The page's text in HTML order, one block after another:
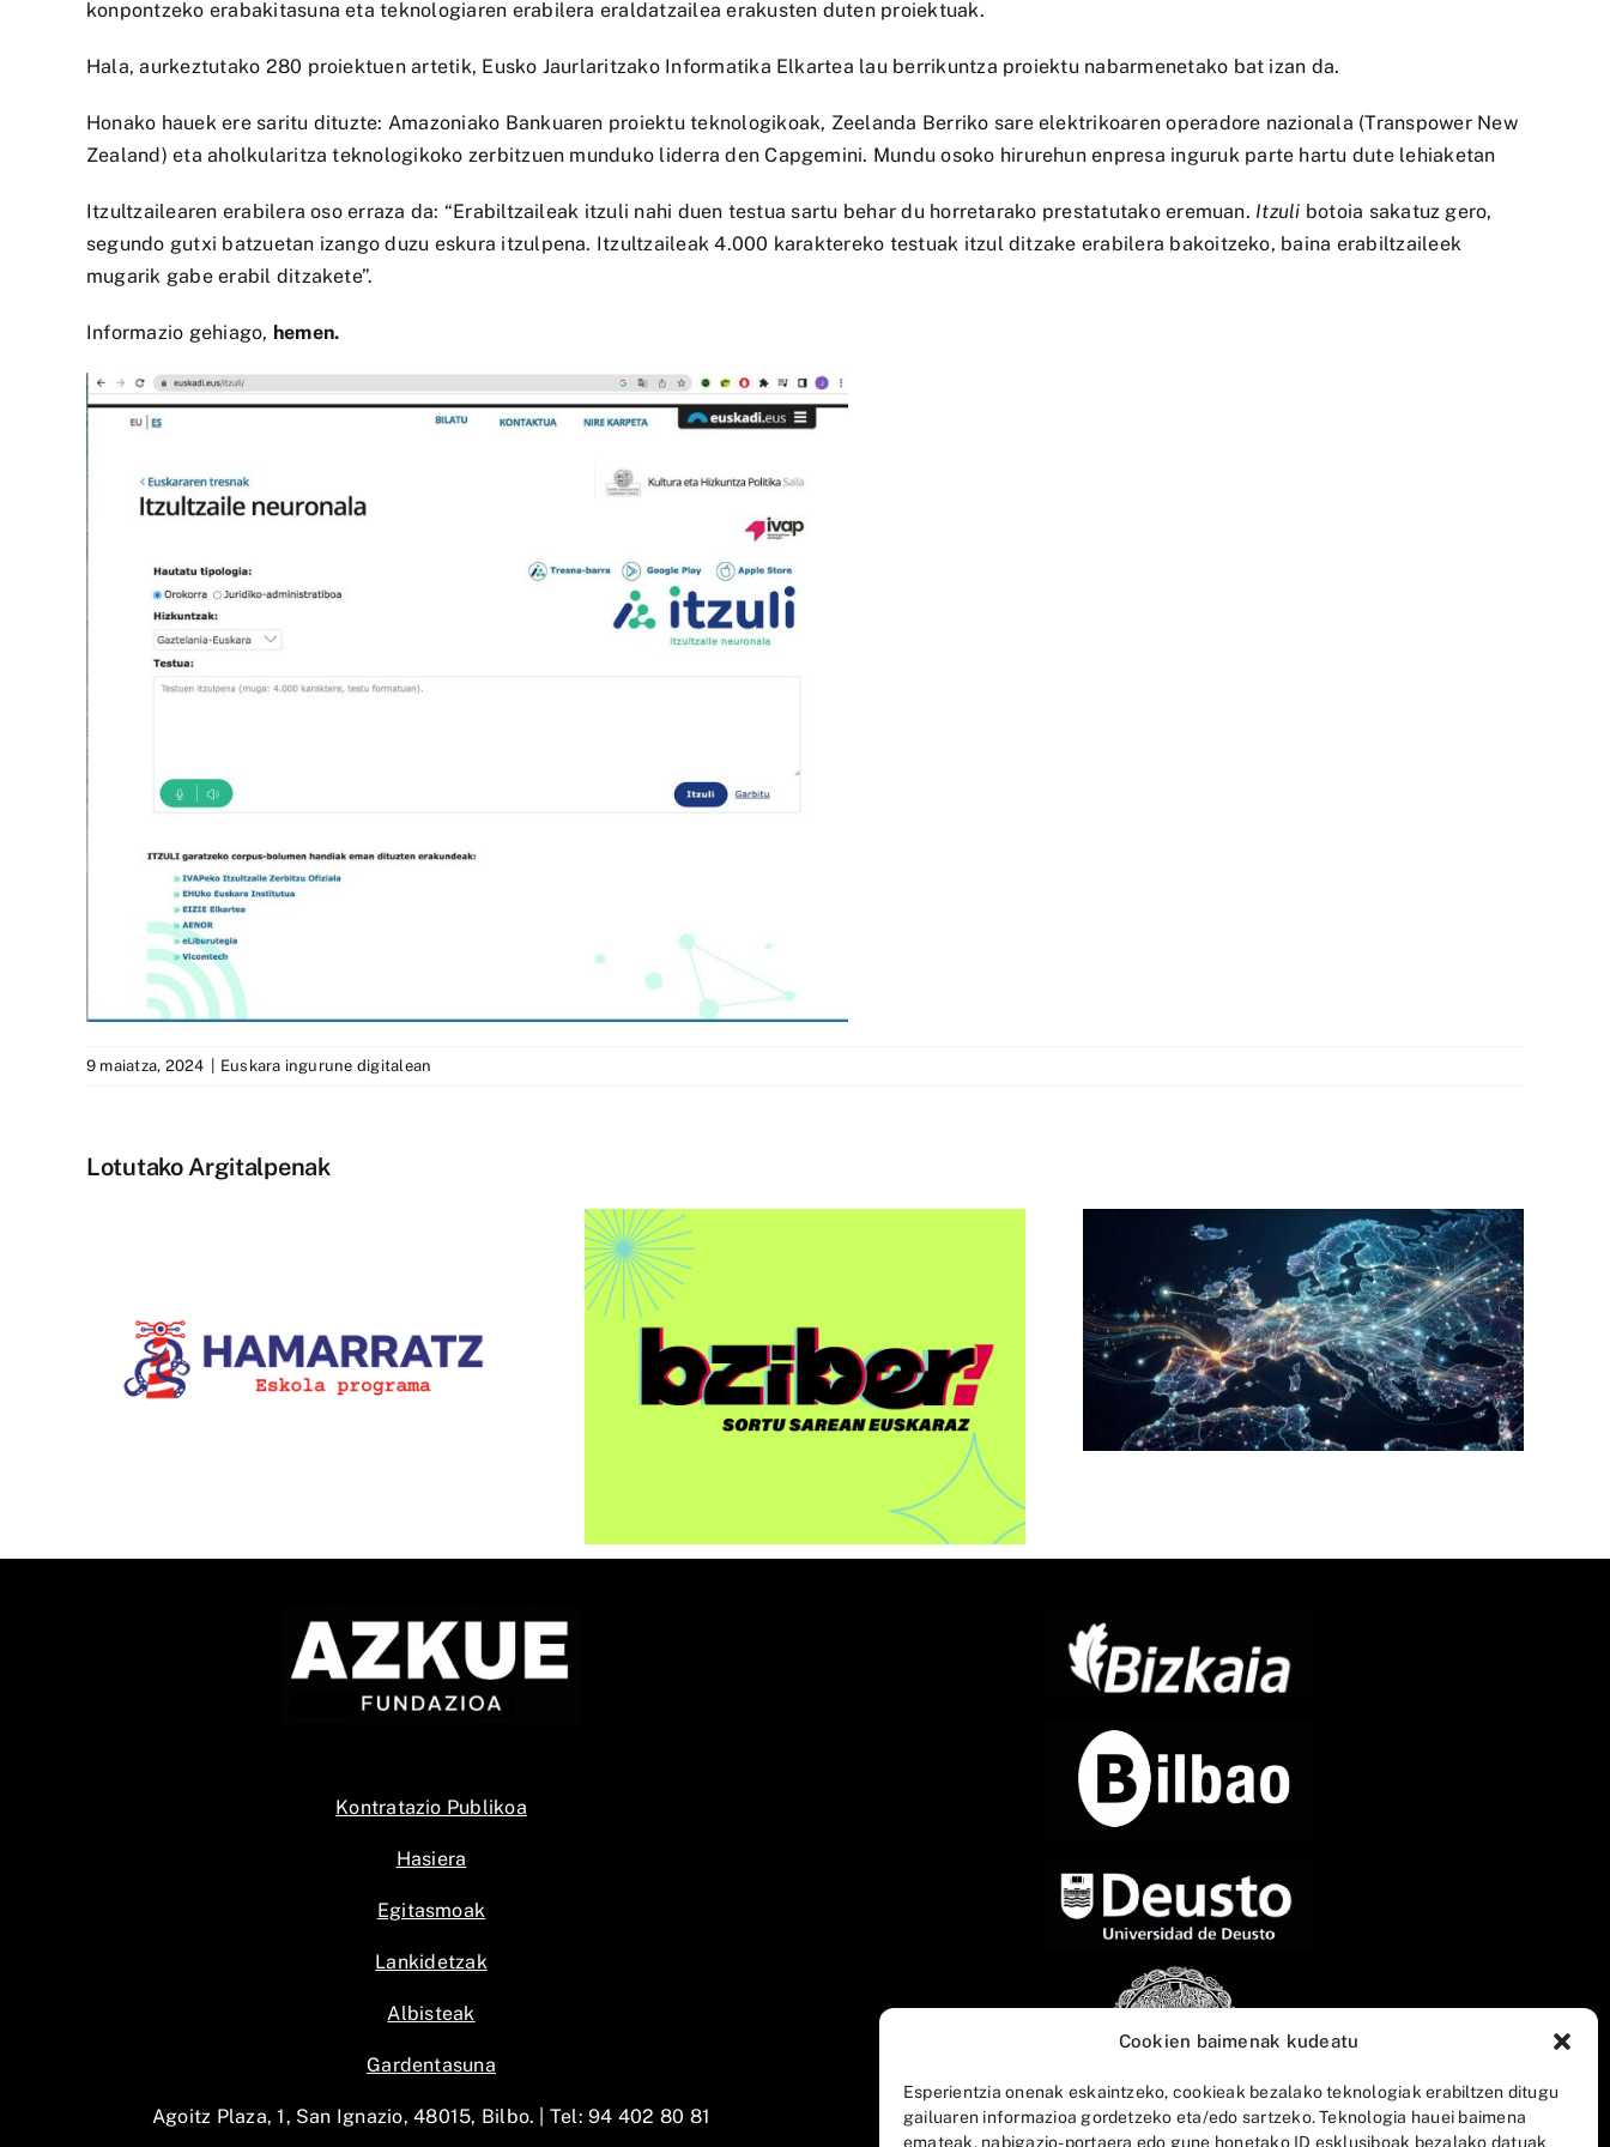
Cookien baimenak kudeatu
Esperientzia onenak eskaintzeko, cookieak bezalako teknologiak erabiltzen ditugu
gailuaren informazioa gordetzeko eta/edo sartzeko. Teknologia hauei baimena
emateak, nabigazio-portaera edo gune honetako ID esklusiboak bezalako datuak
konpontzeko erabakitasuna eta teknologiaren erabilera eraldatzailea erakusten duten proiektuak.
Hala, aurkeztutako 280 proiektuen artetik, Eusko Jaurlaritzako Informatika Elkartea lau berrikuntza proiektu nabarmenetako bat izan da.
Honako hauek ere saritu dituzte: Amazoniako Bankuaren proiektu teknologikoak, Zeelanda Berriko sare elektrikoaren operadore nazionala (Transpower New
Zealand) eta aholkularitza teknologikoko zerbitzuen munduko liderra den Capgemini. Mundu osoko hirurehun enpresa inguruk parte hartu dute lehiaketan
Itzultzailearen erabilera oso erraza da: “Erabiltzaileak itzuli nahi duen testua sartu behar du horretarako prestatutako eremuan. Itzuli botoia sakatuz gero,
segundo gutxi batzuetan izango duzu eskura itzulpena. Itzultzaileak 4.000 karaktereko testuak itzul ditzake erabilera bakoitzeko, baina erabiltzaileek
mugarik gabe erabil ditzakete”.
Informazio gehiago, hemen.
9 maiatza, 2024 Euskara ingurune digitalean
Lotutako Argitalpenak
1.400.000 ikustaldi izan ditu
Bziber euskarazko
TikTokeko lehiaketaren IX.
Summit 2026” ekitaldia
egingo dute Bilbon
Kontratazio Publikoa
Hasiera
Egitasmoak
Lankidetzak
Albisteak
Gardentasuna
Agoitz Plaza, 1, San Ignazio, 48015, Bilbo. | Tel: 94 402 80 81